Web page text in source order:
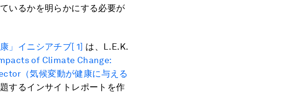
いるかを明らかにする必要が
康」イニシアチブ[ 1] は、L.E.K.
of Climate Change:
（気候変動が健康に与える
題するインサイトレポートを作